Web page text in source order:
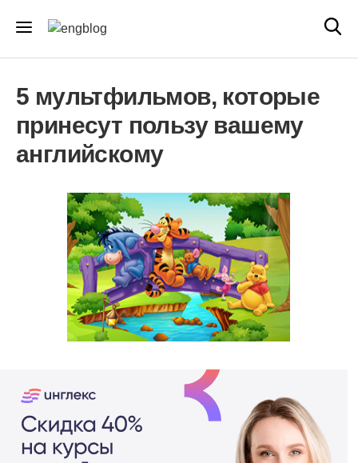
5 мультфильмов, которые
принесут пользу вашему
английскому